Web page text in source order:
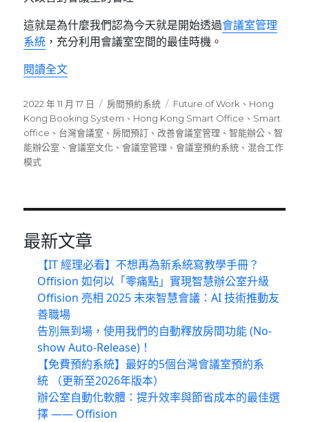
這就是為什麼我們認為今天就是開始透過會議室管理
系統 ，充分利用會議室空間的最佳時機。
閱讀全文〈改善會議室管理的 5 個理由〉
發
佈
日
期:
2022 年 11 月 17 日
分
類
房間預約系統
標
籤
Future of Work 、 Hong
Kong Booking System 、 Hong Kong Smart Office 、 Smart
office 、 台灣會議室 、 房間預訂 、 改善會議室管理 、智能辦公 、智
能辦公室 、會議室文化 、會議室管理 、會議室預約系統 、混合工作
模式
最新文章
【IT 經理必看】不想再為新系統寫教學手冊？
Offision 如何以「零痛點」實現智慧辦公室升級
Offision 亮相 2025 未來智慧會議：AI 技術推動友
善職場
告別無到場，使用我們的自動釋放房間功能 (No-
show Auto-Release)！
【免費預約系統】最好的5個台灣會議室預約系
統 （更新至2026年版本）
辦公室自動化軟體：提升效率與節省成本的最佳選
擇 —— Offision